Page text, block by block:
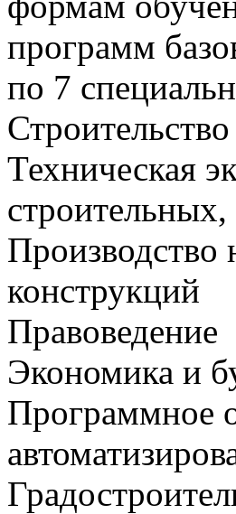
программ
по 7
Техническая
Производство
конструкций
Правоведение
Экономика и
Программное